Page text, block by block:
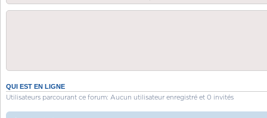
QUI EST EN LIGNE
Utilisateurs parcourant ce forum: Aucun utilisateur enregistré et 0 invités